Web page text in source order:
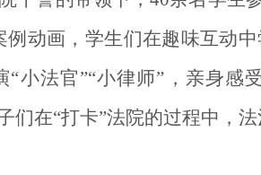
例动画，学生们在趣味互动
“小法官”“小律师”，亲身感
们在“打卡”法院的过程中，